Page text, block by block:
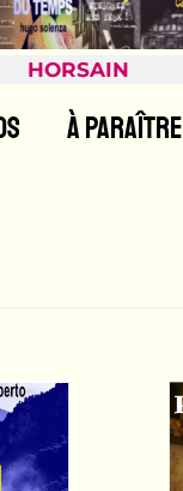
HORSAIN
À PARAÎTRE